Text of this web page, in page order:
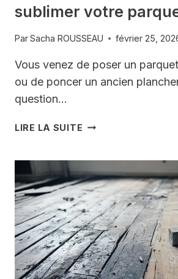
sublimer votre
ParSacha ROUSSEAU février 25,
Vous venez de poser un
ou de poncer un ancien
question…
LIRE LA SUITE HUILE,
:
QUELLE
FINITION
CHOISIR
POUR
SUBLIMER
VOTRE